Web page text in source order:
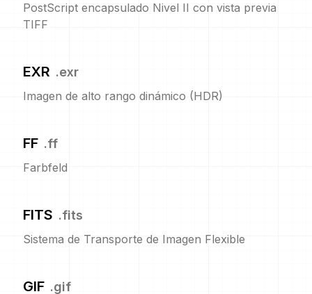
PostScript encapsulado Nivel II con vista previa
TIFF
EXR .exr
Imagen de alto rango dinámico (HDR)
FF .ff
Farbfeld
FITS .fits
Sistema de Transporte de Imagen Flexible
GIF .gif